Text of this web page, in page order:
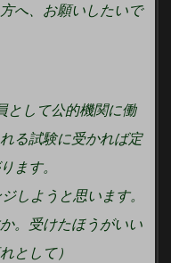
へ、お願いしたいで
として公的機関に働
る試験に受かれば定
ます。
しようと思います。
。受けたほうがいい
として）